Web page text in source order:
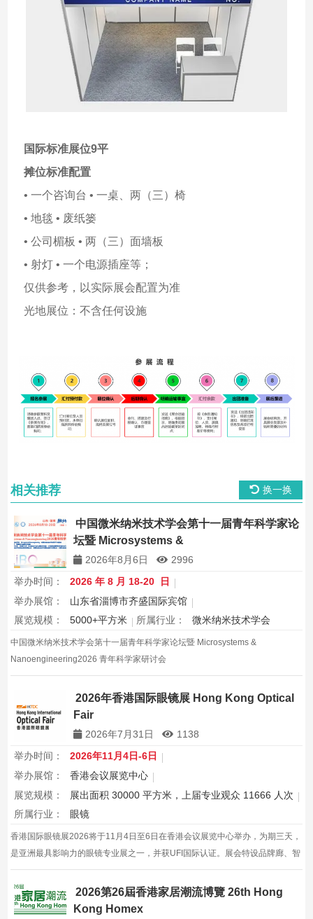
国际标准展位9平
摊位标准配置
• 一个咨询台 • 一桌、两（三）椅
• 地毯 • 废纸篓
• 公司楣板 • 两（三）面墙板
• 射灯 • 一个电源插座等；
仅供参考，以实际展会配置为准
光地展位：不含任何设施
相关推荐 换一换
中国微米纳米技术学会第十一届青年科学家论
坛暨 Microsystems &
Nanoengineering2026 青年科学家研讨会
2026年8月6日
2996
举办时间：
2026 年 8 月 18-20 日
举办展馆：
山东省淄博市齐盛国际宾馆
展览规模：
5000+平方米 所属行业： 微米纳米技术学会
中国微米纳米技术学会第十一届青年科学家论坛暨 Microsystems &
Nanoengineering2026 青年科学家研讨会
2026年香港国际眼镜展 Hong Kong Optical
Fair
2026年7月31日
1138
举办时间：
2026年11月4日-6日
举办展馆：
香港会议展览中心
展览规模：
展出面积 30000 平方米，上届专业观众 11666 人次
所属行业：
眼镜
香港国际眼镜展2026将于11月4日至6日在香港会议展览中心举办，为期三天，
是亚洲最具影响力的眼镜专业展之一，并获UFI国际认证。展会特设品牌廊、智
能眼镜专区与多国展馆，汇聚全球视光产品供应商，并配套眼镜汇演与行业论
坛，为展商与买家创造高效的跨境商贸与合作机…
2026第26屆香港家居潮流博覽 26th Hong
Kong Homex